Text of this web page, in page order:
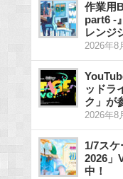
作業用
part6 -
レンジ
2026年8
ッドラ
ク」が
2026年8
1/7ス
2026」
中！